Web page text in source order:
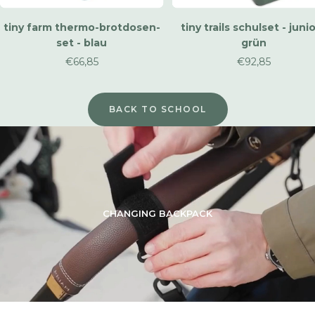
tiny farm thermo-brotdosen-
set - blau
Verkaufspreis
€66,85
tiny trails schulset -
grün
Verkaufspreis
€92,85
BACK TO SCHOOL
CHANGING BACKPACK